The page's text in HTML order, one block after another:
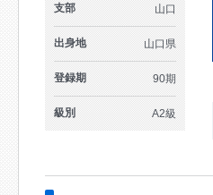
支部 山口
出身地 山口県
登録期 90期
級別 A2級